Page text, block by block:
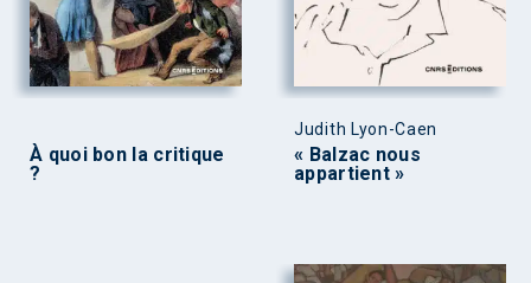
À quoi bon la critique
?
Judith Lyon-Caen
« Balzac nous
appartient »